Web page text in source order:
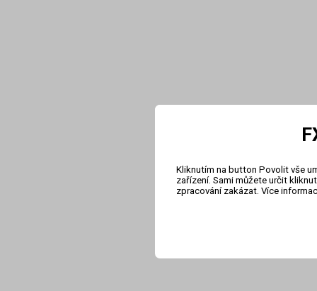
Kliknutím na button Povolit vše
zařízení. Sami můžete určit
zpracování zakázat. Více